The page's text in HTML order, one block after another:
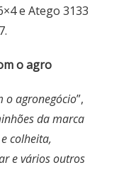
e Atego 3133
o agro
o agronegócio”,
da marca
colheita,
e vários outros